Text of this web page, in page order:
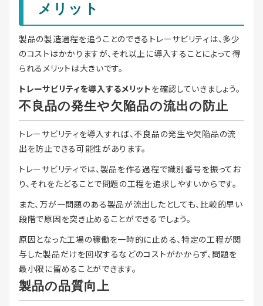
メリット
製品の製造過程を追うことのできるトレーサビリティは、多少
のコストはかかりますが、それ以上に導入することによって得
られるメリットは大きいです。
トレーサビリティを導入するメリットを確認していきましょう。
不良品の発生や欠陥品の流出の防止
トレーサビリティを導入すれば、不良品の発生や欠陥品の流
出を防止できる可能性があります。
トレーサビリティでは、製品を作る過程で識別番号を振ってお
り、それをたどることで問題の工程を追求しやすいからです。
また、万が一問題のある製品が流出したとしても、比較的早い
段階で原因を突き止めることができるでしょう。
原因となった工場の稼働を一時的に止める、特定の工程が関
与した製品だけを回収するなどのコストがかからず、問題を
最小限に留めることができます。
製品の品質向上